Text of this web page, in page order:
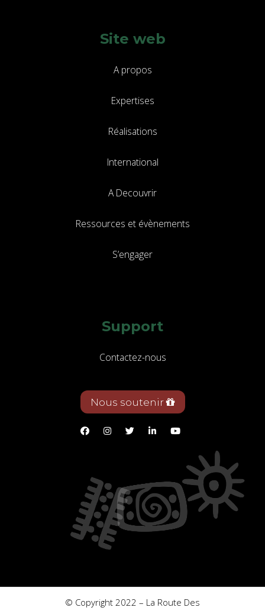
Site web
A propos
Expertises
Réalisations
International
A Decouvrir
Ressources et évènements
S’engager
Support
Contactez-nous
Nous soutenir
© Copyright 2022 – La Route Des